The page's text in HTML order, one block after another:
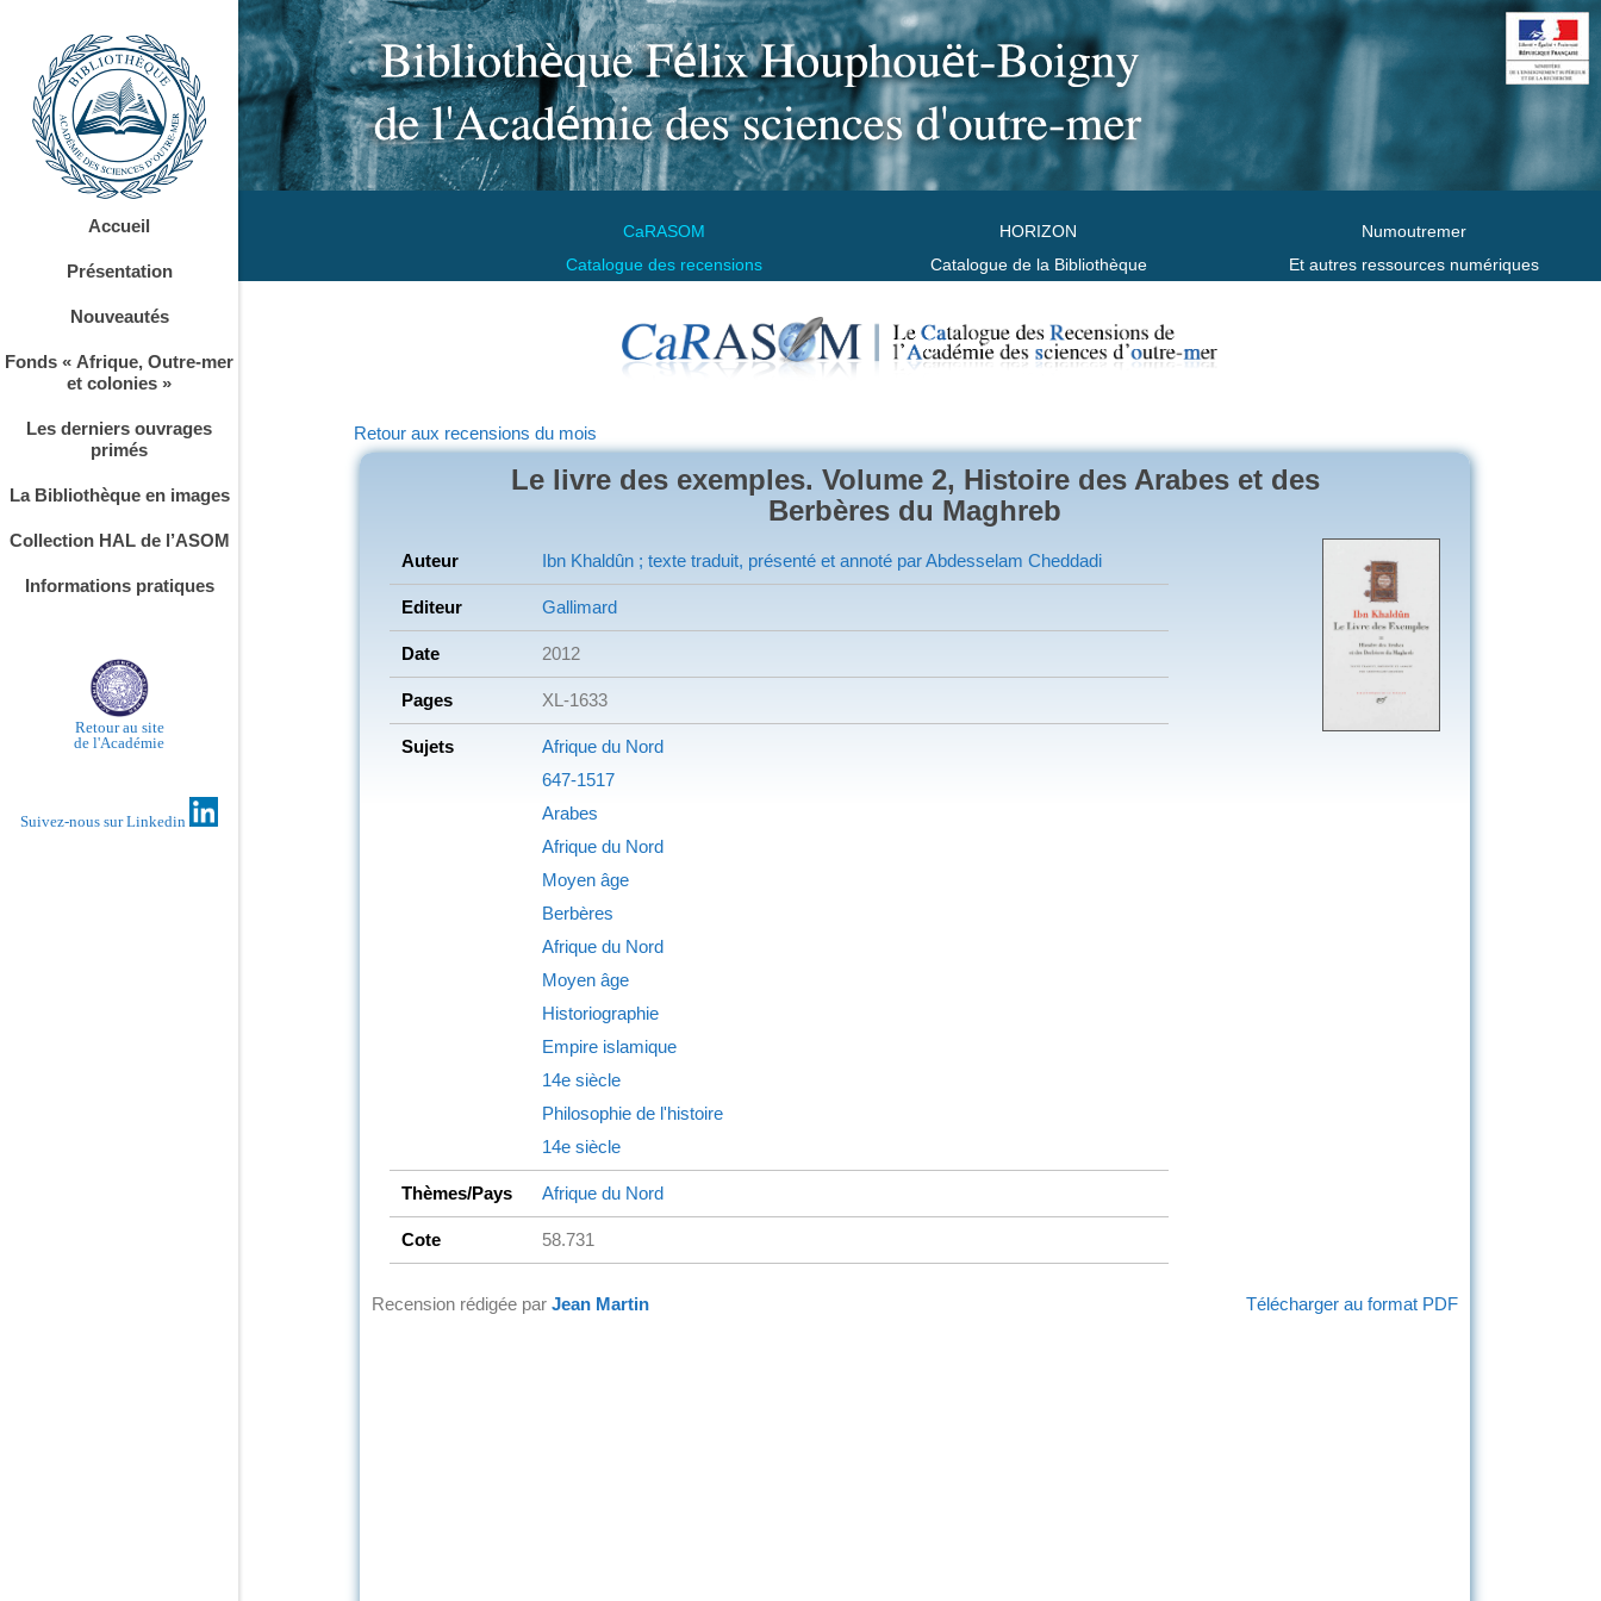
CaRASOM
Catalogue des recensions
HORIZON
Catalogue de la Bibliothèque
Numoutremer
Et autres ressources numériques
Accueil
Présentation
Nouveautés
Fonds « Afrique, Outre-mer
et colonies »
Les derniers ouvrages
primés
La Bibliothèque en images
Collection HAL de l’ASOM
Informations pratiques
Retour au site
de l'Académie
Suivez-nous sur Linkedin
Retour aux recensions du mois
Le livre des exemples. Volume 2, Histoire des Arabes et des
Berbères du Maghreb
Auteur Ibn Khaldûn ; texte traduit, présenté et annoté par Abdesselam Cheddadi
Editeur Gallimard
Date 2012
Pages XL-1633
Sujets
Afrique du Nord
647-1517
Arabes
Afrique du Nord
Moyen âge
Berbères
Afrique du Nord
Moyen âge
Historiographie
Empire islamique
14e siècle
Philosophie de l'histoire
14e siècle
Thèmes/Pays Afrique du Nord
Cote 58.731
Télécharger au format PDF
Recension rédigée par Jean Martin